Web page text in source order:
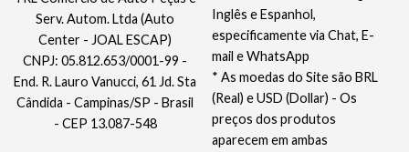
Inglês e Espanhol,
especificamente via Chat, E-
mail e WhatsApp
* As moedas do Site são BRL
(Real) e USD (Dollar) - Os
preços dos produtos
aparecem em ambas
Serv. Autom. Ltda (Auto
Center - JOAL ESCAP)
CNPJ: 05.812.653/0001-99 -
End. R. Lauro Vanucci, 61 Jd. Sta
Cândida - Campinas/SP - Brasil
- CEP 13.087-548